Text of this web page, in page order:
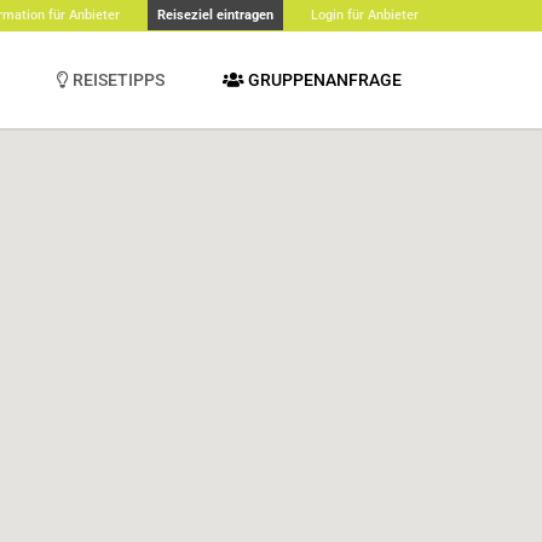
für Anbieter Reiseziel eintragen Login für Anbieter
REISETIPPS GRUPPENANFRAGE